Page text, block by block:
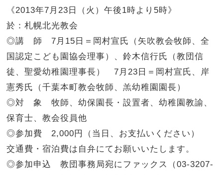
《2013年7月23日（火）午後1時より5時》
於：札幌北光教会
◎講 師 7月15日＝岡村宣氏（矢吹教会牧師、全
国認定こども園協会理事）、鈴木信行氏（教団信
徒、聖愛幼稚園理事長） 7月23日＝岡村宣氏、岸
憲秀氏（千葉本町教会牧師、羔幼稚園園長）
◎対 象 牧師、幼保園長・設置者、幼稚園教諭、
保育士、教会役員他
◎参加費 2,000円（当日、お支払いください）
交通費・宿泊費は自弁にてお願いいたします。
◎参加申込 教団事務局宛にファックス（03-3207-